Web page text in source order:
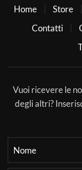
Home Store
Contatti
Vuoi ricevere le
degli altri?